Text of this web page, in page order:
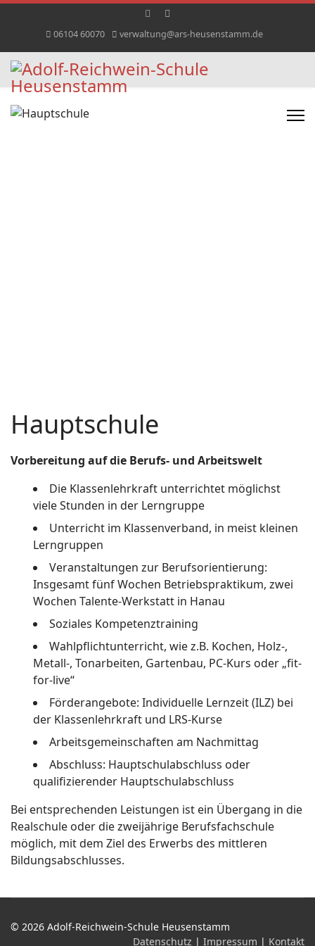
06104 60070 verwaltung@ars-heusenstamm.de
Hauptschule
Vorbereitung auf die Berufs- und Arbeitswelt
Die Klassenlehrkraft unterrichtet möglichst
viele Stunden in der Lerngruppe
Unterricht im Klassenverband, in meist kleinen
Lerngruppen
Veranstaltungen zur Berufsorientierung:
Insgesamt fünf Wochen Betriebspraktikum, zwei
Wochen Talente-Werkstatt in Hanau
Soziales Kompetenztraining
Wahlpflichtunterricht, wie z.B. Kochen, Holz-,
Metall-, Tonarbeiten, Gartenbau, PC-Kurs oder „fit-
for-live“
Förderangebote: Individuelle Lernzeit (ILZ) bei
der Klassenlehrkraft und LRS-Kurse
Arbeitsgemeinschaften am Nachmittag
Abschluss: Hauptschulabschluss oder
qualifizierender Hauptschulabschluss
Bei entsprechenden Leistungen ist ein Übergang in die
Realschule oder die zweijährige Berufsfachschule
möglich, mit dem Ziel des Erwerbs des mittleren
Bildungsabschlusses.
© 2026 Adolf-Reichwein-Schule Heusenstamm
Datenschutz | Impressum | Kontakt